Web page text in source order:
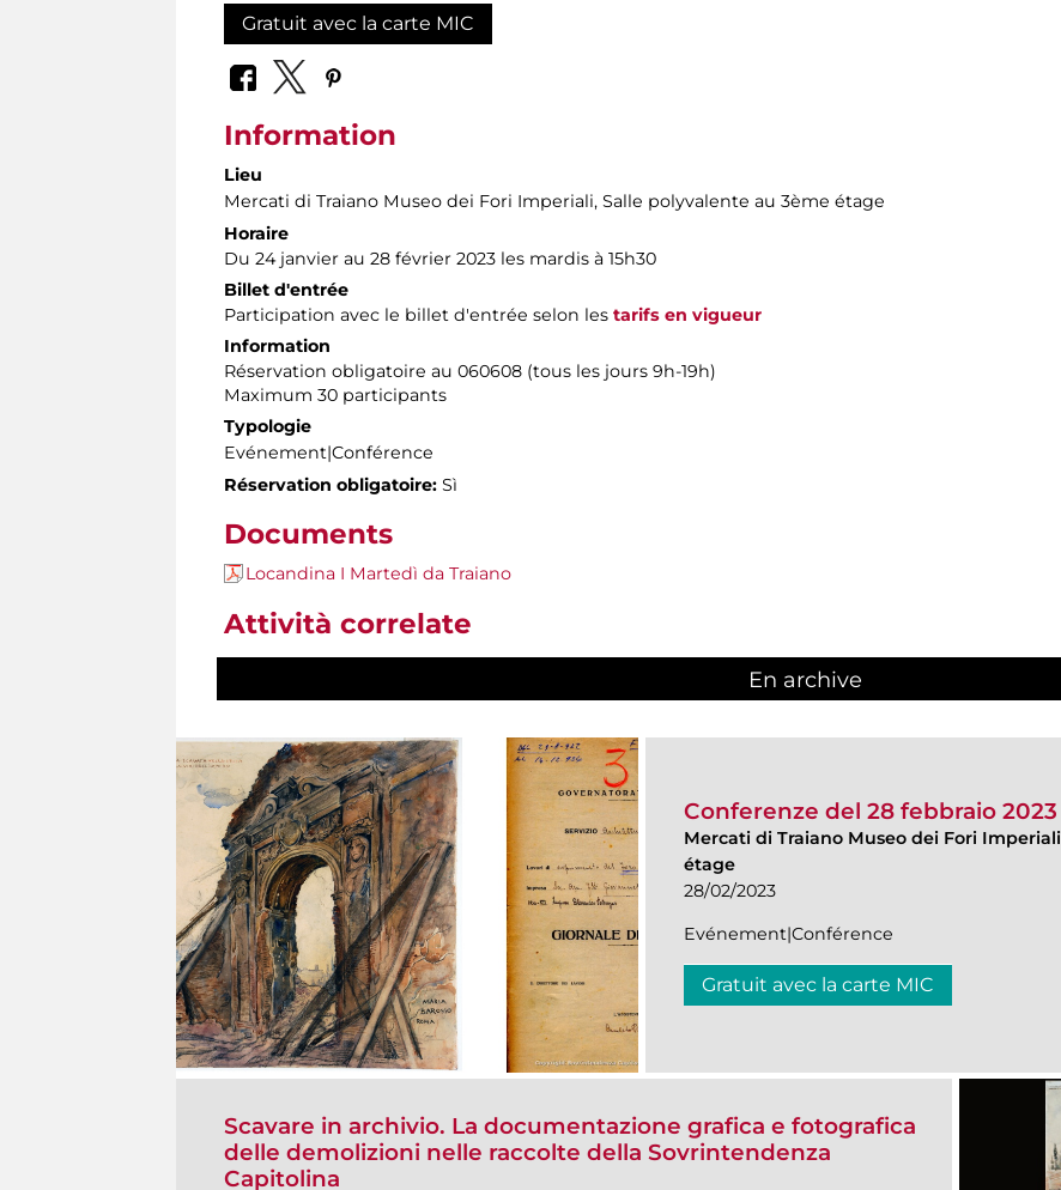
Gratuit avec la carte MIC
Information
Lieu
Mercati di Traiano Museo dei Fori Imperiali, Salle polyvalente au 3ème étage
Horaire
Du 24 janvier au 28 février 2023 les mardis à 15h30
Billet d'entrée
Participation avec le billet d'entrée selon les tarifs en vigueur
Information
Réservation obligatoire au 060608 (tous les jours 9h-19h)
Maximum 30 participants
Typologie
Evénement|Conférence
Réservation obligatoire: Sì
Documents
Locandina I Martedì da Traiano
Attività correlate
En archive
Conferenze del 28 febbraio 2023
Mercati di Traiano Museo dei Fori Imperiali
étage
28/02/2023
Evénement|Conférence
Gratuit avec la carte MIC
Scavare in archivio. La documentazione grafica e fotografica
delle demolizioni nelle raccolte della Sovrintendenza
Capitolina